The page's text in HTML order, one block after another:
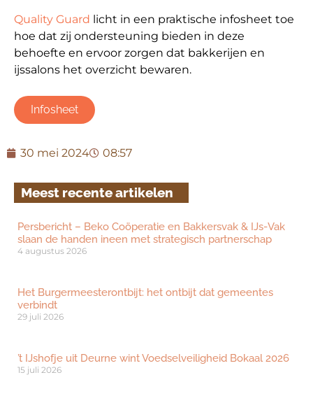
Quality Guard licht in een praktische infosheet toe
hoe dat zij ondersteuning bieden in deze
behoefte en ervoor zorgen dat bakkerijen en
ijssalons het overzicht bewaren.
Infosheet
30 mei 2024 08:57
Meest recente artikelen
Persbericht – Beko Coöperatie en Bakkersvak & IJs-Vak
slaan de handen ineen met strategisch partnerschap
4 augustus 2026
Het Burgermeesterontbijt: het ontbijt dat gemeentes
verbindt
29 juli 2026
’t IJshofje uit Deurne wint Voedselveiligheid Bokaal 2026
15 juli 2026